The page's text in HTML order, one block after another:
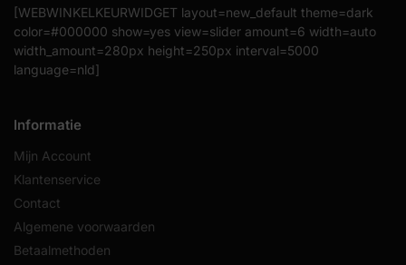
[WEBWINKELKEURWIDGET layout=new_default theme=dark
color=#000000 show=yes view=slider amount=6 width=auto
width_amount=280px height=250px interval=5000
language=nld]
Informatie
Mijn Account
Klantenservice
Contact
Algemene voorwaarden
Betaalmethoden